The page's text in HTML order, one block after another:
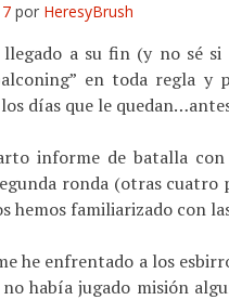
por HeresyBrush
a su fin (y no sé
en toda regla
días que le
informe de batalla
ronda (otras cuatro
hemos familiarizado con
he enfrentado a los
había jugado misión